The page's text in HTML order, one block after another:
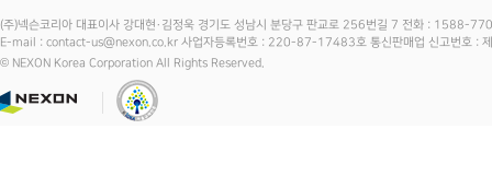
(주)넥슨코리아 대표이사 강대현·김정욱 경기도 성남시 분당구 판교로 256번길 7 전화 :
E-mail : contact-us@nexon.co.kr 사업자등록번호 : 220-87-17483호 통신판매업 신고번호 :
© NEXON Korea Corporation All Rights Reserved.